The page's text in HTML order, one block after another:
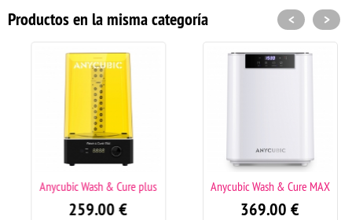
Productos en la misma categoría
Anycubic Wash & Cure plus
259.00€
Anycubic Wash & Cure MAX
369.00€
< >